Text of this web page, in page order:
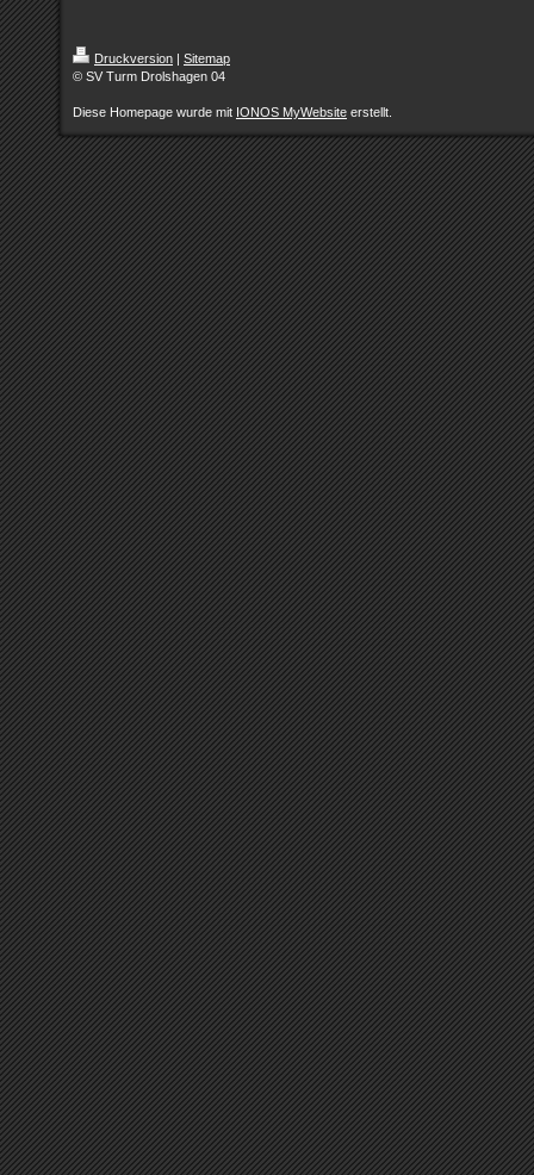
Druckversion | Sitemap
© SV Turm Drolshagen 04
Diese Homepage wurde mit IONOS MyWebsite erstellt.